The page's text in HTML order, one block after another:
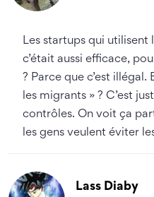
Les startups qui utilisent
c’était aussi efficace,
? Parce que c’est illégal.
les migrants » ? C’est
contrôles. On voit ça
les gens veulent éviter
Lass Diaby